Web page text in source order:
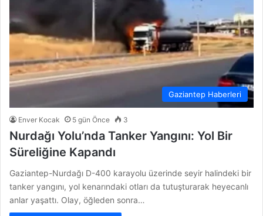
Gaziantep Haberleri
Enver Kocak 5 gün Önce 3
Nurdağı Yolu’nda Tanker Yangını: Yol Bir
Süreliğine Kapandı
Gaziantep-Nurdağı D-400 karayolu üzerinde seyir halindeki bir
tanker yangını, yol kenarındaki otları da tutuşturarak heyecanlı
anlar yaşattı. Olay, öğleden sonra…